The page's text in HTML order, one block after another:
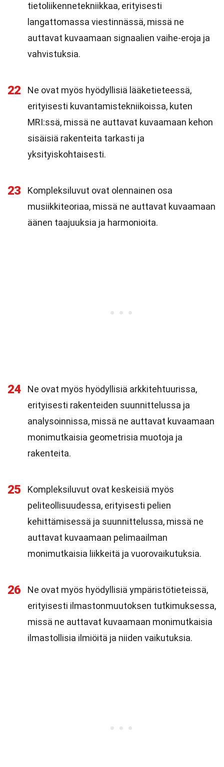
tietoliikennetekniikkaa, erityisesti
langattomassa viestinnässä, missä ne
auttavat kuvaamaan signaalien vaihe-eroja ja
vahvistuksia.
22
Ne ovat myös hyödyllisiä lääketieteessä,
erityisesti kuvantamistekniikoissa, kuten
MRI:ssä, missä ne auttavat kuvaamaan kehon
sisäisiä rakenteita tarkasti ja
yksityiskohtaisesti.
23
Kompleksiluvut ovat olennainen osa
musiikkiteoriaa, missä ne auttavat kuvaamaan
äänen taajuuksia ja harmonioita.
24
Ne ovat myös hyödyllisiä arkkitehtuurissa,
erityisesti rakenteiden suunnittelussa ja
analysoinnissa, missä ne auttavat kuvaamaan
monimutkaisia geometrisia muotoja ja
rakenteita.
25
Kompleksiluvut ovat keskeisiä myös
peliteollisuudessa, erityisesti pelien
kehittämisessä ja suunnittelussa, missä ne
auttavat kuvaamaan pelimaailman
monimutkaisia liikkeitä ja vuorovaikutuksia.
26
Ne ovat myös hyödyllisiä ympäristötieteissä,
erityisesti ilmastonmuutoksen tutkimuksessa,
missä ne auttavat kuvaamaan monimutkaisia
ilmastollisia ilmiöitä ja niiden vaikutuksia.